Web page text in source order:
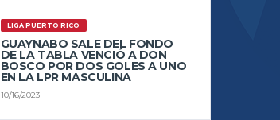
LIGA PUERTO RICO
GUAYNABO SALE DEL FONDO
DE LA TABLA VENCIÓ A DON
BOSCO POR DOS GOLES A UNO
EN LA LPR MASCULINA
10/16/2023